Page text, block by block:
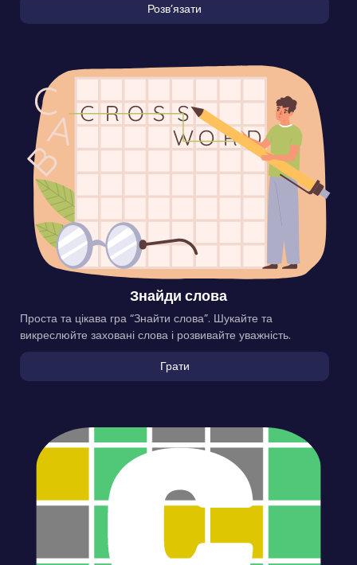
Розвʼязати
Знайди слова
Проста та цікава гра “Знайти слова”. Шукайте та
викреслюйте заховані слова і розвивайте уважність.
Грати